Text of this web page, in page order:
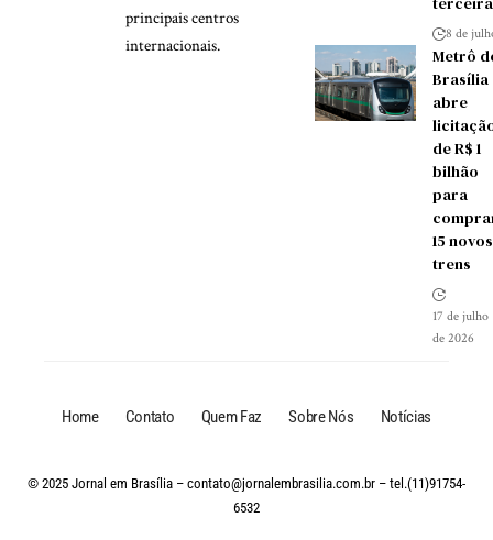
principais centros
internacionais.
8 de
Metrô
Brasília
abre
de R$ 1
bilhão
para
15 novos
trens
17 de julho
de 2026
Home Contato Quem Faz Sobre Nós Notícias
© 2025 Jornal em Brasília – contato@jornalembrasilia.com.br – tel.(11)91754-
6532